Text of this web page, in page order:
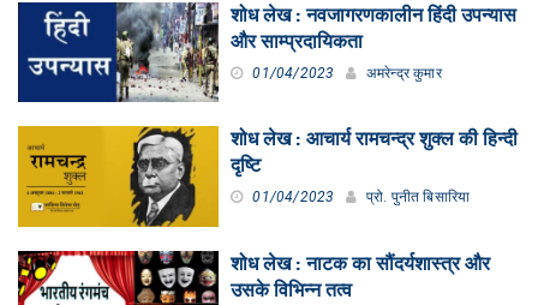
शोध लेख : नवजागरणकालीन हिंदी उपन्यास
और साम्प्रदायिकता
01/04/2023 अमरेन्द्र कुमार
शोध लेख : आचार्य रामचन्द्र शुक्ल की हिन्दी
दृष्टि
01/04/2023 प्रो. पुनीत बिसारिया
शोध लेख : नाटक का सौंदर्यशास्त्र और
उसके विभिन्न तत्व